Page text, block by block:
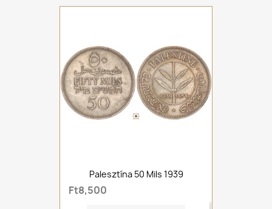
Palesztína 50 Mils 1939
Ft8,500